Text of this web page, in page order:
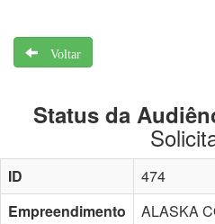
Voltar
Status da
ID
474
Empreendimento
ALASKA